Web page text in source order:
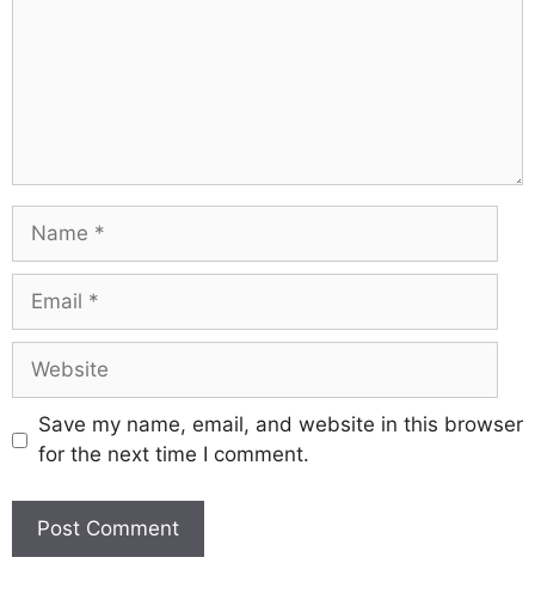
Save my name, email, and website in this browser
for the next time I comment.